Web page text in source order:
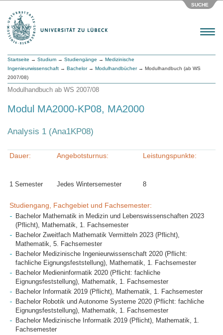
SUCHE
Menu
Startseite → Studium → Studiengänge → Medizinische
Ingenieurwissenschaft → Bachelor→ Modulhandbücher→ Modulhandbuch (ab WS
2007/08)
Modulhandbuch ab WS 2007/08
Modul MA2000-KP08, MA2000
Analysis 1 (Ana1KP08)
Dauer:
1 Semester
Angebotsturnus:
Jedes Wintersemester
Leistungspunkte:
8
Studiengang, Fachgebiet und Fachsemester:
Bachelor Mathematik in Medizin und Lebenswissenschaften 2023
(Pflicht), Mathematik, 1. Fachsemester
Bachelor Zweitfach Mathematik Vermitteln 2023 (Pflicht),
Mathematik, 5. Fachsemester
Bachelor Medizinische Ingenieurwissenschaft 2020 (Pflicht:
fachliche Eignungsfeststellung), Mathematik, 1. Fachsemester
Bachelor Medieninformatik 2020 (Pflicht: fachliche
Eignungsfeststellung), Mathematik, 1. Fachsemester
Bachelor Informatik 2019 (Pflicht), Mathematik, 1. Fachsemester
Bachelor Robotik und Autonome Systeme 2020 (Pflicht: fachliche
Eignungsfeststellung), Mathematik, 1. Fachsemester
Bachelor Medizinische Informatik 2019 (Pflicht), Mathematik, 1.
Fachsemester